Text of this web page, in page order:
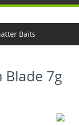
Baits
Blade 7g